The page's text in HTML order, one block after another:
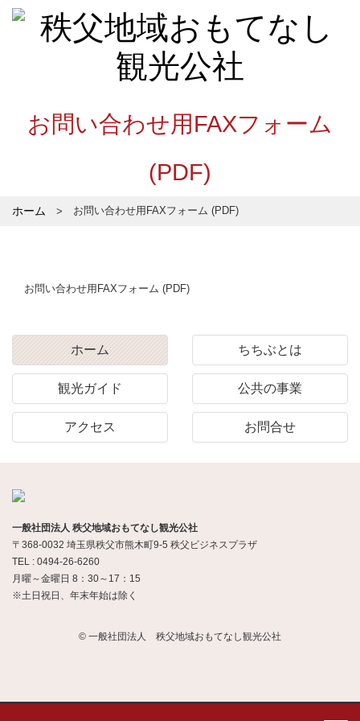
お問い合わせ用FAXフォーム
(PDF)
ホーム お問い合わせ用FAXフォーム (PDF)
お問い合わせ用FAXフォーム (PDF)
ホーム ちちぶとは
観光ガイド 公共の事業
アクセス お問合せ
一般社団法人 秩父地域おもてなし観光公社
〒368-0032 埼玉県秩父市熊木町9-5 秩父ビジネスプラザ
TEL : 0494-26-6260
月曜～金曜日 8：30～17：15
※土日祝日、年末年始は除く
© 一般社団法人 秩父地域おもてなし観光公社